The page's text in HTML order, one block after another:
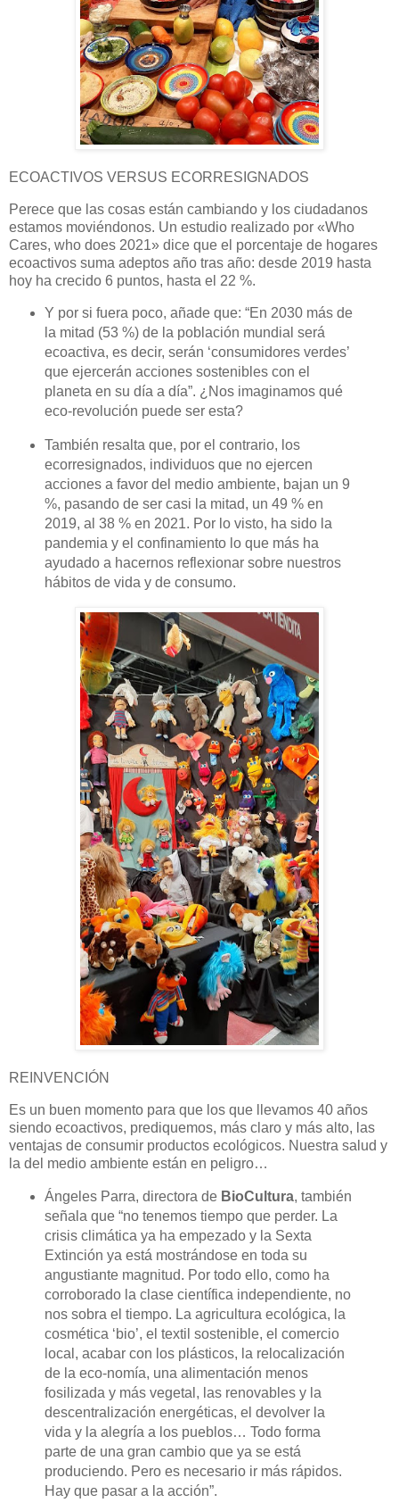
ECOACTIVOS VERSUS ECORRESIGNADOS
Perece que las cosas están cambiando y los ciudadanos
estamos moviéndonos. Un estudio realizado por «Who
Cares, who does 2021» dice que el porcentaje de hogares
ecoactivos suma adeptos año tras año: desde 2019 hasta
hoy ha crecido 6 puntos, hasta el 22 %.
Y por si fuera poco, añade que: “En 2030 más de
la mitad (53 %) de la población mundial será
ecoactiva, es decir, serán ‘consumidores verdes’
que ejercerán acciones sostenibles con el
planeta en su día a día”. ¿Nos imaginamos qué
eco-revolución puede ser esta?
También resalta que, por el contrario, los
ecorresignados, individuos que no ejercen
acciones a favor del medio ambiente, bajan un 9
%, pasando de ser casi la mitad, un 49 % en
2019, al 38 % en 2021. Por lo visto, ha sido la
pandemia y el confinamiento lo que más ha
ayudado a hacernos reflexionar sobre nuestros
hábitos de vida y de consumo.
REINVENCIÓN
Es un buen momento para que los que llevamos 40 años
siendo ecoactivos, prediquemos, más claro y más alto, las
ventajas de consumir productos ecológicos. Nuestra salud y
la del medio ambiente están en peligro…
Ángeles Parra, directora de BioCultura, también
señala que “no tenemos tiempo que perder. La
crisis climática ya ha empezado y la Sexta
Extinción ya está mostrándose en toda su
angustiante magnitud. Por todo ello, como ha
corroborado la clase científica independiente, no
nos sobra el tiempo. La agricultura ecológica, la
cosmética ‘bio’, el textil sostenible, el comercio
local, acabar con los plásticos, la relocalización
de la eco-nomía, una alimentación menos
fosilizada y más vegetal, las renovables y la
descentralización energéticas, el devolver la
vida y la alegría a los pueblos… Todo forma
parte de una gran cambio que ya se está
produciendo. Pero es necesario ir más rápidos.
Hay que pasar a la acción”.